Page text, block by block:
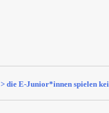
> die E-Junior*innen spielen